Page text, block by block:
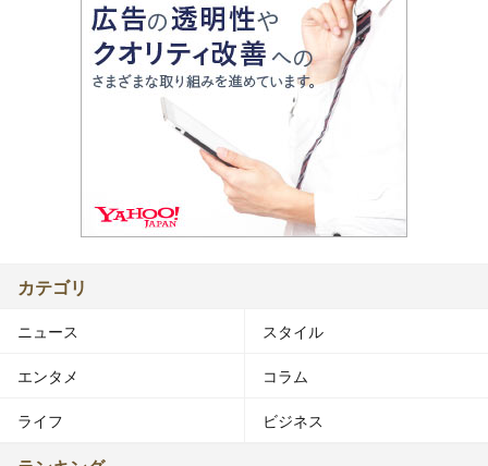
カテゴリ
ニュース スタイル
エンタメ コラム
ライフ ビジネス